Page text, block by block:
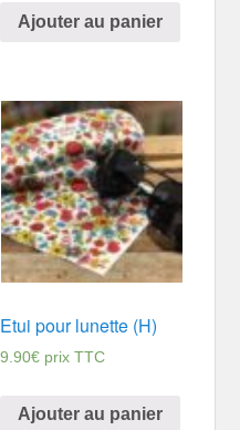
Ajouter au panier
Etui pour lunette (H)
9.90€ prix TTC
Ajouter au panier